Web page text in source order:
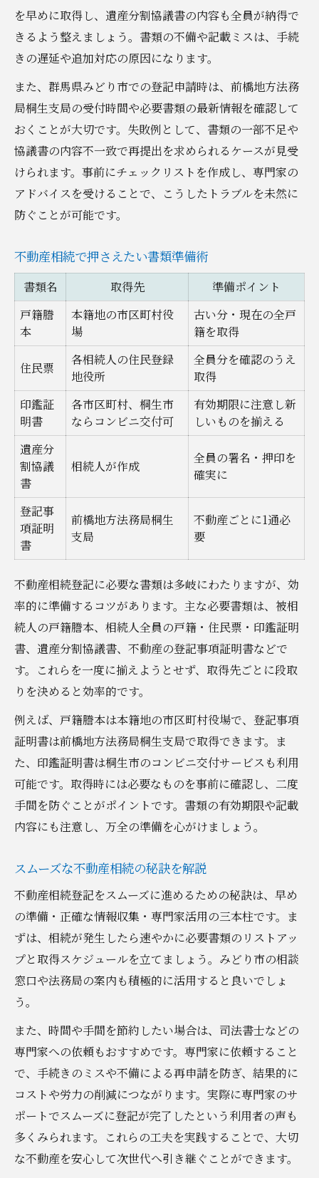
を早めに取得し、遺産分割協議書の内容も全員が納得で
きるよう整えましょう。書類の不備や記載ミスは、手続
きの遅延や追加対応の原因になります。
また、群馬県みどり市での登記申請時は、前橋地方法務
局桐生支局の受付時間や必要書類の最新情報を確認して
おくことが大切です。失敗例として、書類の一部不足や
協議書の内容不一致で再提出を求められるケースが見受
けられます。事前にチェックリストを作成し、専門家の
アドバイスを受けることで、こうしたトラブルを未然に
防ぐことが可能です。
不動産相続で押さえたい書類準備術
書類名 取得先
準備ポイント
戸籍謄
本
本籍地の市区町村役
場
古い分・現在の全戸
籍を取得
住民票
各相続人の住民登録
地役所
全員分を確認のうえ
取得
印鑑証
明書
各市区町村、桐生市
ならコンビニ交付可
有効期限に注意し新
しいものを揃える
遺産分
割協議
書
相続人が作成
全員の署名・押印を
確実に
登記事
項証明
書
前橋地方法務局桐生
支局
不動産ごとに1通必
要
不動産相続登記に必要な書類は多岐にわたりますが、効
率的に準備するコツがあります。主な必要書類は、被相
続人の戸籍謄本、相続人全員の戸籍・住民票・印鑑証明
書、遺産分割協議書、不動産の登記事項証明書などで
す。これらを一度に揃えようとせず、取得先ごとに段取
りを決めると効率的です。
例えば、戸籍謄本は本籍地の市区町村役場で、登記事項
証明書は前橋地方法務局桐生支局で取得できます。ま
た、印鑑証明書は桐生市のコンビニ交付サービスも利用
可能です。取得時には必要なものを事前に確認し、二度
手間を防ぐことがポイントです。書類の有効期限や記載
内容にも注意し、万全の準備を心がけましょう。
スムーズな不動産相続の秘訣を解説
不動産相続登記をスムーズに進めるための秘訣は、早め
の準備・正確な情報収集・専門家活用の三本柱です。ま
ずは、相続が発生したら速やかに必要書類のリストアッ
プと取得スケジュールを立てましょう。みどり市の相談
窓口や法務局の案内も積極的に活用すると良いでしょ
う。
また、時間や手間を節約したい場合は、司法書士などの
専門家への依頼もおすすめです。専門家に依頼すること
で、手続きのミスや不備による再申請を防ぎ、結果的に
コストや労力の削減につながります。実際に専門家のサ
ポートでスムーズに登記が完了したという利用者の声も
多くみられます。これらの工夫を実践することで、大切
な不動産を安心して次世代へ引き継ぐことができます。